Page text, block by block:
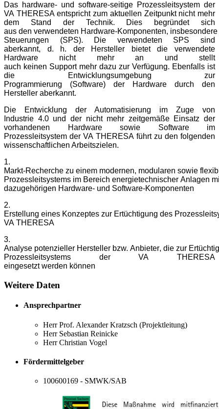
Das hardware- und software-seitige Prozessleitsystem der
VA THERESA entsprichtzum aktuellen Zeitpunkt nicht mehr
dem Stand der Technik. Dies begründet sich
aus den verwendeten Hardware-Komponenten, insbesondere
Steuerungen (SPS). Die verwendeten SPS sind
aberkannt, d. h. der Hersteller bietet die
verwendete
Hardware nicht mehr an und
stellt
auch keinen Support mehr dazu zur Verfügung. Ebenfalls ist
die Entwicklungsumgebung zur
Programmierung
(Software) der
Hardware durch den
Herste ller aberkannt.
Die Entwicklung der Automatisierung im Zuge
von
Industrie 4.0 und der nicht mehr zeitgemäße Einsatz der
vorhandenen Hardware sowie Software
im
Prozessleitsystem der VA THERESA führt zu den folgenden
wissenschaftlichen Arbeitszielen.
1.
Markt-Recherche zu einem modernen, modularen sowie
Prozessleitsystems im Bereich energietechnischer Anlagen
dazugehörigen Hardware- und Software-Komponenten
2.
Erstellung eines Konzeptes zur Ertüchtigung des
VA THERESA
3.
Analyse potenzieller Hersteller bzw. Anbieter, die zur
Prozessleitsystems der VA
THERESA
eingesetzt werden können
Weitere Daten
Ansprechpartner
Herr Prof. Alexander Kratzsch (Projektleitung)
Herr Sebastian Reinicke
Herr Christian Vogel
Fördermittelgeber
100600169 - SMWK/SAB